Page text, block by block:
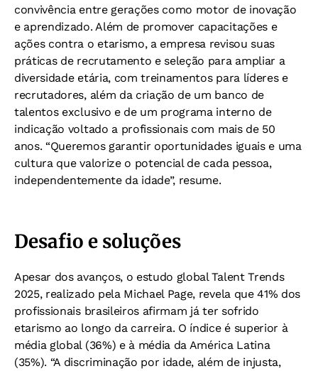
convivência entre gerações como motor de inovação
e aprendizado. Além de promover capacitações e
ações contra o etarismo, a empresa revisou suas
práticas de recrutamento e seleção para ampliar a
diversidade etária, com treinamentos para líderes e
recrutadores, além da criação de um banco de
talentos exclusivo e de um programa interno de
indicação voltado a profissionais com mais de 50
anos. “Queremos garantir oportunidades iguais e uma
cultura que valorize o potencial de cada pessoa,
independentemente da idade”, resume.
Desafio e soluções
Apesar dos avanços, o estudo global Talent Trends
2025, realizado pela Michael Page, revela que 41% dos
profissionais brasileiros afirmam já ter sofrido
etarismo ao longo da carreira. O índice é superior à
média global (36%) e à média da América Latina
(35%). “A discriminação por idade, além de injusta,